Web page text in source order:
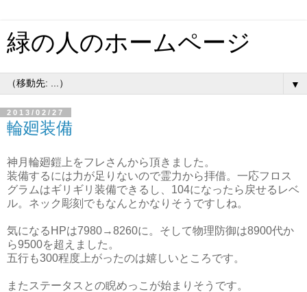
緑の人のホームページ
▼
2013/02/27
輪廻装備
神月輪廻鎧上をフレさんから頂きました。
装備するには力が足りないので霊力から拝借。一応フロス
グラムはギリギリ装備できるし、104になったら戻せるレベ
ル。ネック彫刻でもなんとかなりそうですしね。
気になるHPは7980→8260に。そして物理防御は8900代か
ら9500を超えました。
五行も300程度上がったのは嬉しいところです。
またステータスとの睨めっこが始まりそうです。